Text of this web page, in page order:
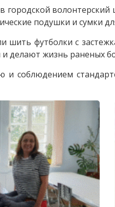
городской
подушки и сумки
шить футболки с
и делают жизнь раненых
и соблюдением